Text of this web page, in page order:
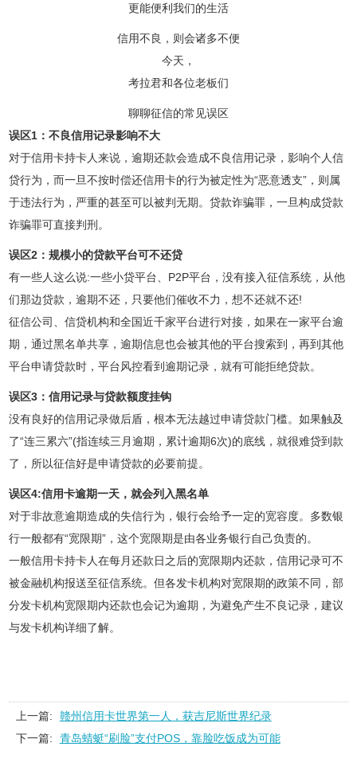
更能便利我们的生活
信用不良，则会诸多不便
今天，
考拉君和各位老板们
聊聊征信的常见误区
误区1：不良信用记录影响不大
对于信用卡持卡人来说，逾期还款会造成不良信用记录，影响个人信
贷行为，而一旦不按时偿还信用卡的行为被定性为“恶意透支”，则属
于违法行为，严重的甚至可以被判无期。贷款诈骗罪，一旦构成贷款
诈骗罪可直接判刑。
误区2：规模小的贷款平台可不还贷
有一些人这么说:一些小贷平台、P2P平台，没有接入征信系统，从他
们那边贷款，逾期不还，只要他们催收不力，想不还就不还!
征信公司、信贷机构和全国近千家平台进行对接，如果在一家平台逾
期，通过黑名单共享，逾期信息也会被其他的平台搜索到，再到其他
平台申请贷款时，平台风控看到逾期记录，就有可能拒绝贷款。
误区3：信用记录与贷款额度挂钩
没有良好的信用记录做后盾，根本无法越过申请贷款门槛。如果触及
了“连三累六”(指连续三月逾期，累计逾期6次)的底线，就很难贷到款
了，所以征信好是申请贷款的必要前提。
误区4:信用卡逾期一天，就会列入黑名单
对于非故意逾期造成的失信行为，银行会给予一定的宽容度。多数银
行一般都有“宽限期”，这个宽限期是由各业务银行自己负责的。
一般信用卡持卡人在每月还款日之后的宽限期内还款，信用记录可不
被金融机构报送至征信系统。但各发卡机构对宽限期的政策不同，部
分发卡机构宽限期内还款也会记为逾期，为避免产生不良记录，建议
与发卡机构详细了解。
上一篇:
赣州信用卡世界第一人，获吉尼斯世界纪录
下一篇:
青岛蜻蜓“刷脸”支付POS，靠脸吃饭成为可能